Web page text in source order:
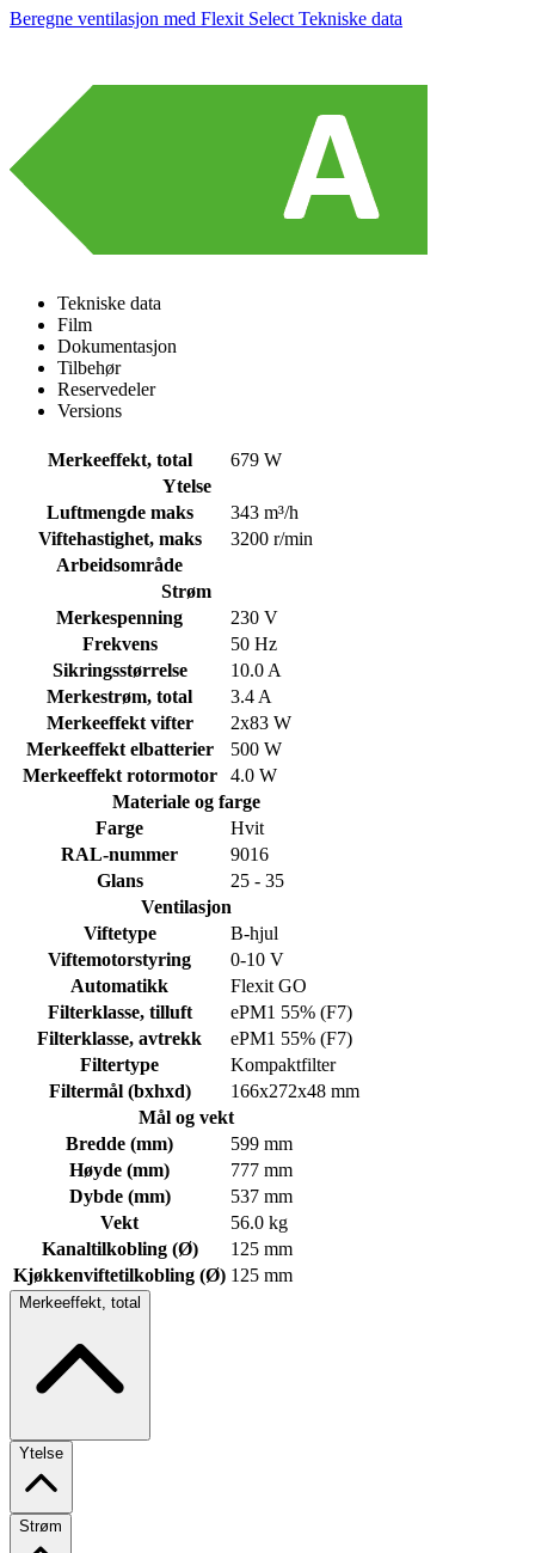
Beregne ventilasjon med Flexit Select Tekniske data
Tekniske data
Film
Dokumentasjon
Tilbehør
Reservedeler
Versions
Merkeeffekt, total
679 W
Ytelse
Luftmengde maks
343 m³/h
Viftehastighet, maks
3200 r/min
Arbeidsområde
Strøm
Merkespenning
230 V
Frekvens
50 Hz
Sikringsstørrelse
10.0 A
Merkestrøm, total
3.4 A
Merkeeffekt vifter
2x83 W
Merkeeffekt elbatterier
500 W
Merkeeffekt rotormotor
4.0 W
Materiale og farge
Farge
Hvit
RAL-nummer
9016
Glans
25 - 35
Ventilasjon
Viftetype
B-hjul
Viftemotorstyring
0-10 V
Automatikk
Flexit GO
Filterklasse, tilluft
ePM1 55% (F7)
Filterklasse, avtrekk
ePM1 55% (F7)
Filtertype
Kompaktfilter
Filtermål (bxhxd)
166x272x48 mm
Mål og vekt
Bredde (mm)
599 mm
Høyde (mm)
777 mm
Dybde (mm)
537 mm
Vekt
56.0 kg
Kanaltilkobling (Ø)
125 mm
Kjøkkenviftetilkobling (Ø) 125 mm
Merkeeffekt, total
Ytelse
Strøm